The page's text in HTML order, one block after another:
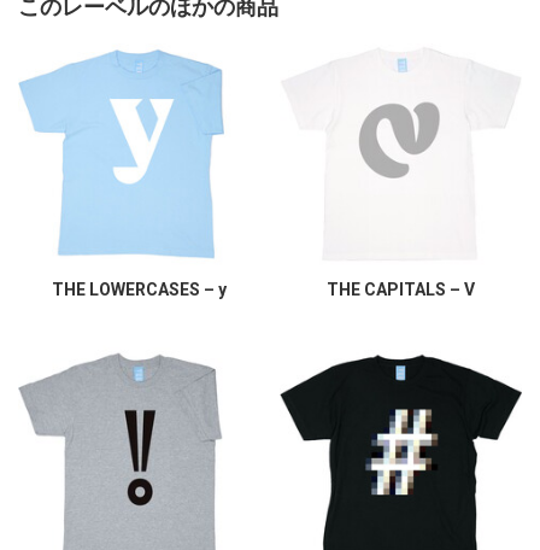
このレーベルのほかの商品
THE LOWERCASES – y THE CAPITALS – V